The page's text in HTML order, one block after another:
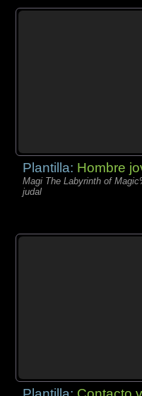
Plantilla: Hombre
Magi The Labyrinth of
judal